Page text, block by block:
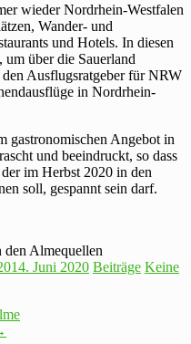
wieder Nordrhein-Westfalen
Wander- und
und Hotels. In diesen
um über die Sauerland
Ausflugsratgeber für NRW
in Nordrhein-
gastronomischen Angebot in
und beeindruckt, so dass
im Herbst 2020 in den
soll, gespannt sein darf.
den Almequellen
14. Juni 2020 Beiträge Keine